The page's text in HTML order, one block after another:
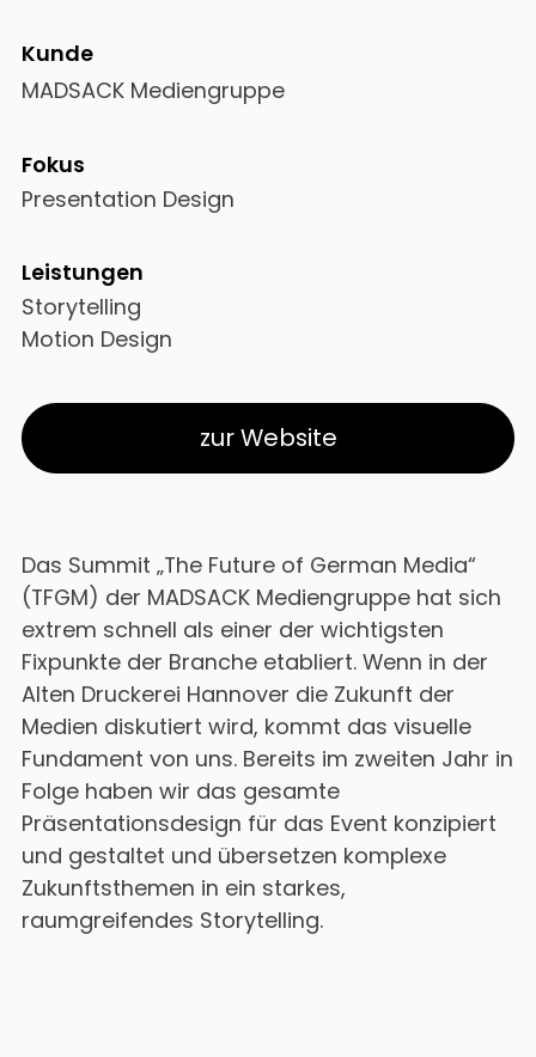
Kunde
MADSACK Mediengruppe
Fokus
Presentation Design
Leistungen
Storytelling
Motion Design
zur Website
Das Summit „The Future of German Media“
(TFGM) der MADSACK Mediengruppe hat sich
extrem schnell als einer der wichtigsten
Fixpunkte der Branche etabliert. Wenn in der
Alten Druckerei Hannover die Zukunft der
Medien diskutiert wird, kommt das visuelle
Fundament von uns. Bereits im zweiten Jahr in
Folge haben wir das gesamte
Präsentationsdesign für das Event konzipiert
und gestaltet und übersetzen komplexe
Zukunftsthemen in ein starkes,
raumgreifendes Storytelling.